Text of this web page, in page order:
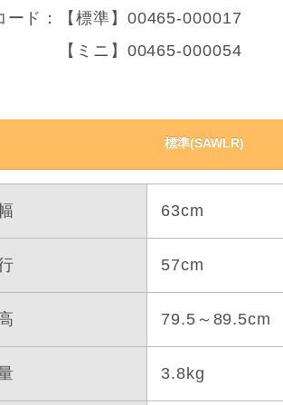
ード：【標準】00465-000017
ニ】00465-000054
標準(SAWLR)
63cm
57cm
79.5～89.5cm
3.8kg